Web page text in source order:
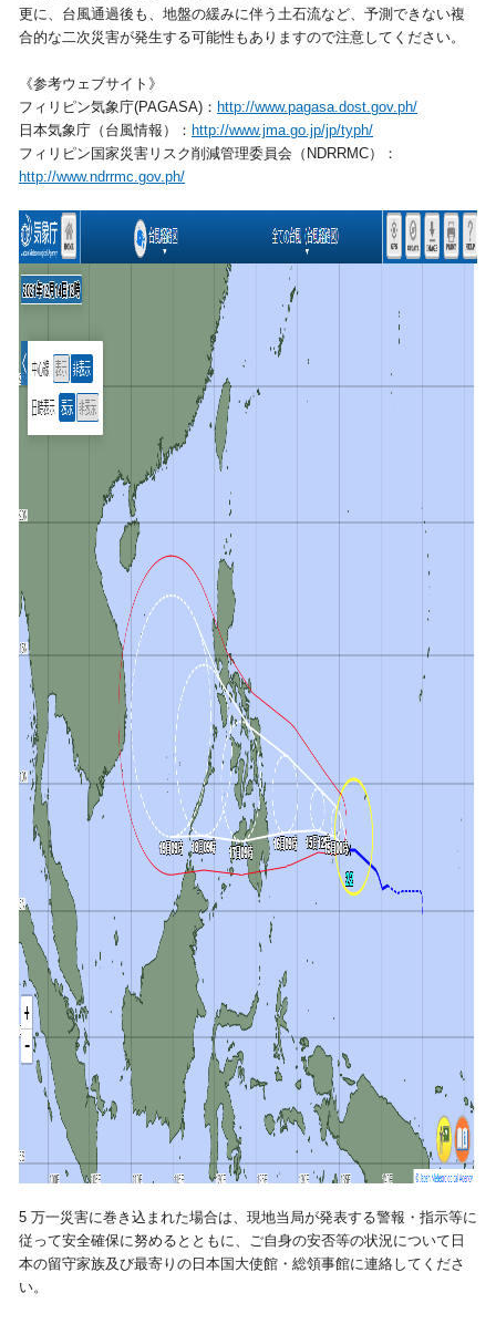
更に、台風通過後も、地盤の緩みに伴う土石流など、予測できない複
合的な二次災害が発生する可能性もありますので注意してください。
《参考ウェブサイト》
フィリピン気象庁(PAGASA)： http://www.pagasa.dost.gov.ph/
日本気象庁（台風情報）： http://www.jma.go.jp/jp/typh/
フィリピン国家災害リスク削減管理委員会（NDRRMC）：
http://www.ndrrmc.gov.ph/
5 万一災害に巻き込まれた場合は、現地当局が発表する警報・指示等に
従って安全確保に努めるとともに、ご自身の安否等の状況について日
本の留守家族及び最寄りの日本国大使館・総領事館に連絡してくださ
い。